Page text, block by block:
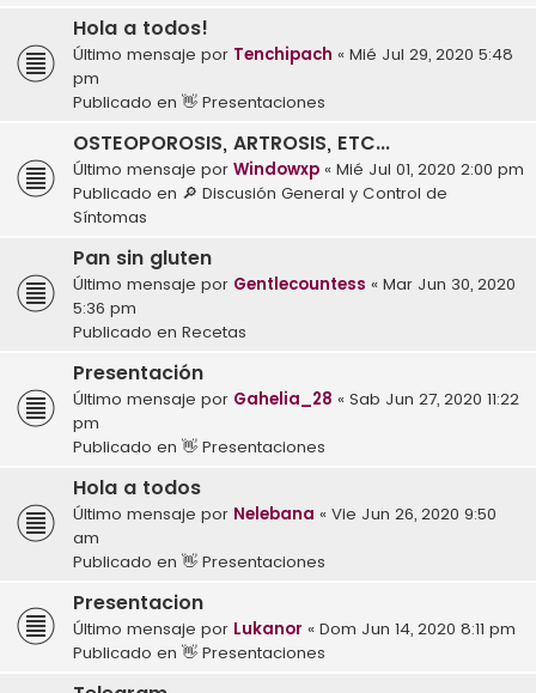
Hola a todos!
Último mensaje por Tenchipach « Mié Jul 29, 2020 5:48
pm
Publicado en 👋 Presentaciones
OSTEOPOROSIS, ARTROSIS, ETC...
Último mensaje por Windowxp « Mié Jul 01, 2020 2:00 pm
Publicado en 🔎 Discusión General y Control de
Síntomas
Pan sin gluten
Último mensaje por Gentlecountess « Mar Jun 30, 2020
5:36 pm
Publicado en Recetas
Presentación
Último mensaje por Gahelia_28 « Sab Jun 27, 2020 11:22
pm
Publicado en 👋 Presentaciones
Hola a todos
Último mensaje por Nelebana « Vie Jun 26, 2020 9:50
am
Publicado en 👋 Presentaciones
Presentacion
Último mensaje por Lukanor « Dom Jun 14, 2020 8:11 pm
Publicado en 👋 Presentaciones